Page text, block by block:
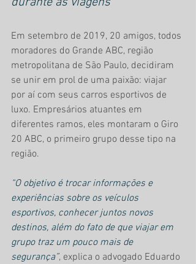
Em setembro de 2019, 20 amigos, todos
moradores do Grande ABC, região
metropolitana de São Paulo, decidiram
se unir em prol de uma paixão: viajar
por aí com seus carros esportivos de
luxo. Empresários atuantes em
diferentes ramos, eles montaram o Giro
20 ABC, o primeiro grupo desse tipo na
região.
“O objetivo é trocar informações e
experiências sobre os veículos
esportivos, conhecer juntos novos
destinos, além do fato de que viajar em
grupo traz um pouco mais de
segurança”, explica o advogado Eduardo